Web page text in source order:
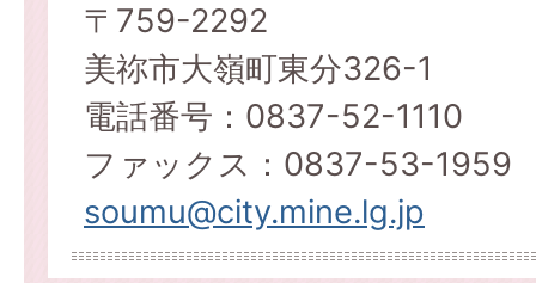
〒759-2292
美祢市大嶺町東分326-1
電話番号：0837-52-1110
ファックス：0837-53-1959
soumu@city.mine.lg.jp